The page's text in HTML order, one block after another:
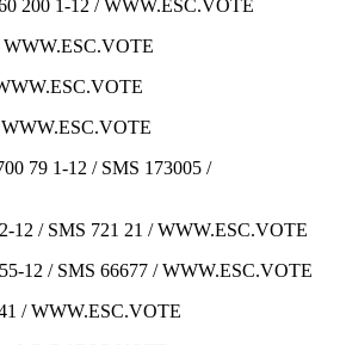
200 1-12 / WWW.ESC.VOTE
79 1-12 / SMS 173005 /
12 / SMS 721 21 / WWW.ESC.VOTE
12 / SMS 66677 / WWW.ESC.VOTE
/ WWW.ESC.VOTE